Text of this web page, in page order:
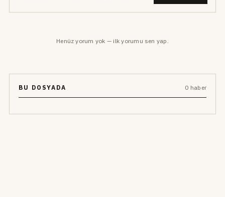
Henüz yorum yok — ilk yorumu sen yap.
BU DOSYADA 0 haber